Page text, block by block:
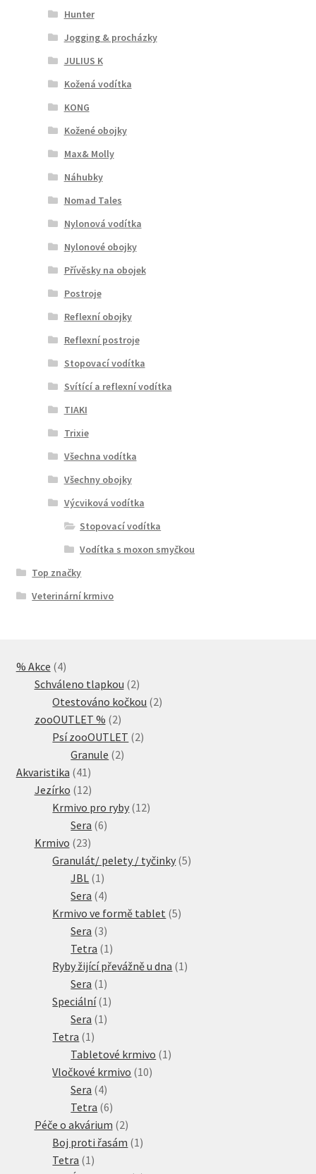
Hunter
Jogging & procházky
JULIUS K
Kožená vodítka
KONG
Kožené obojky
Max& Molly
Náhubky
Nomad Tales
Nylonová vodítka
Nylonové obojky
Přívěsky na obojek
Postroje
Reflexní obojky
Reflexní postroje
Stopovací vodítka
Svítící a reflexní vodítka
TIAKI
Trixie
Všechna vodítka
Všechny obojky
Výcviková vodítka
Stopovací vodítka
Vodítka s moxon smyčkou
Top značky
Veterinární krmivo
% Akce 44
produkty
Schváleno tlapkou 22
produkty
Otestováno kočkou 22
zooOUTLET % 22
produkty
Psí zooOUTLET 22
Granule 22
Akvaristika 41 41
produktů
Jezírko 1212
produktů
Krmivo pro ryby 1212
Sera 66
Krmivo 2323
produktů
Granulát/ pelety / tyčinky 55
JBL 1 1
produkt
Sera 44
produkty
Krmivo ve formě tablet 55
Sera 33
produkty
Tetra 1 1
produkt
Ryby žijící převážně u dna 1 1
Sera 1 1
produkt
Speciální 1 1
Sera 1 1
Tetra 1 1
produkt
Tabletové krmivo 1 1
Vločkové krmivo 1010
Sera 44
produkty
Tetra 66
produktů
Péče o akvárium 22
produkty
Boj proti řasám 1 1
Tetra 1 1